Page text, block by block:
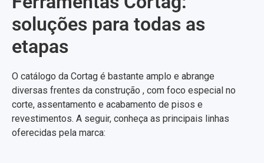
soluções para todas as
etapas
O catálogo da Cortag é bastante amplo e abrange
diversas frentes da construção , com foco especial no
corte, assentamento e acabamento de pisos e
revestimentos. A seguir, conheça as principais linhas
oferecidas pela marca: